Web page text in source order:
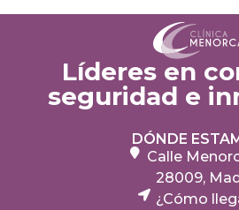
Líderes en
seguridad e
DÓNDE
Calle
28009,
¿Cómo